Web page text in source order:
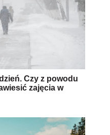
Czy z powodu
zajęcia w